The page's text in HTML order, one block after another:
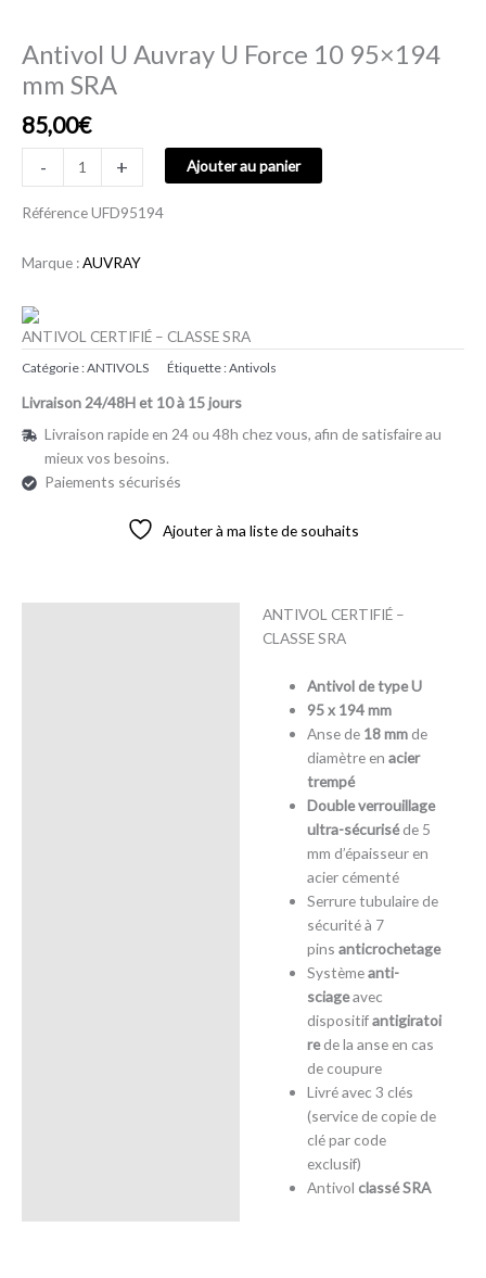
Antivol U Auvray U Force 10 95×194
mm SRA
85,00€
- + Ajouter au panier
RéférenceUFD95194
Marque :AUVRAY
ANTIVOL CERTIFIÉ – CLASSE SRA
Catégorie :ANTIVOLS Étiquette :Antivols
Livraison 24/48H et 10 à 15 jours
Livraison rapide en 24 ou 48h chez vous, afin de satisfaire au
mieux vos besoins.
Paiements sécurisés
Ajouter à ma liste de souhaits
ANTIVOL CERTIFIÉ –
CLASSE SRA
Antivol de type U
95 x 194 mm
Anse de 18 mmde
diamètre en acier
trempé
Double verrouillage
ultra-sécuriséde 5
mm d’épaisseur en
acier cémenté
Serrure tubulaire de
sécurité à 7
pins anticrochetage
Systèmeanti-
sciageavec
dispositifantigiratoi
rede la anse en cas
de coupure
Livré avec 3 clés
(service de copie de
clé par code
exclusif)
Antivol classé SRA